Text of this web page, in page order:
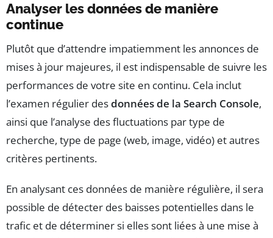
Analyser les données de manière
continue
Plutôt que d’attendre impatiemment les annonces de
mises à jour majeures, il est indispensable de suivre les
performances de votre site en continu. Cela inclut
l’examen régulier desdonnées de la Search Console,
ainsi que l’analyse des fluctuations par type de
recherche, type de page (web, image, vidéo) et autres
critères pertinents.
En analysant ces données de manière régulière, il sera
possible de détecter des baisses potentielles dans le
trafic et de déterminer si elles sont liées à une mise à